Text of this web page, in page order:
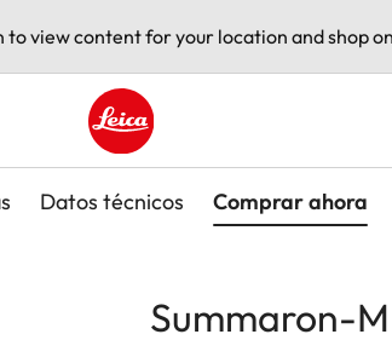
view content for your location and shop
Leica logo - Home
Datos técnicos Comprar ahora
Summaron-